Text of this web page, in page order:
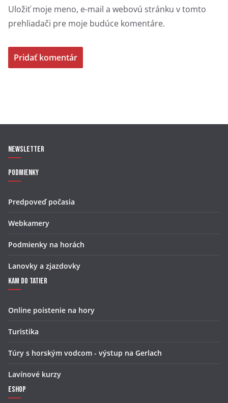
Uložiť moje meno, e-mail a webovú stránku v tomto
prehliadači pre moje budúce komentáre.
Newsletter
Podmienky
Predpoveď počasia
Webkamery
Podmienky na horách
Lanovky a zjazdovky
Kam do Tatier
Online poistenie na hory
Turistika
Túry s horským vodcom - výstup na Gerlach
Lavínové kurzy
Eshop